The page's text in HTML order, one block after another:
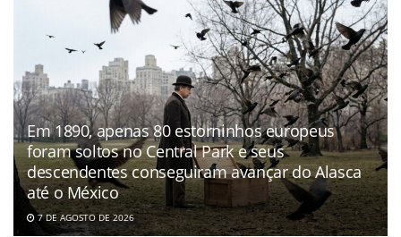
Em 1890, apenas 80 estorninhos europeus
foram soltos no Central Park e seus
descendentes conseguiram avançar do Alasca
até o México
7 DE AGOSTO DE 2026